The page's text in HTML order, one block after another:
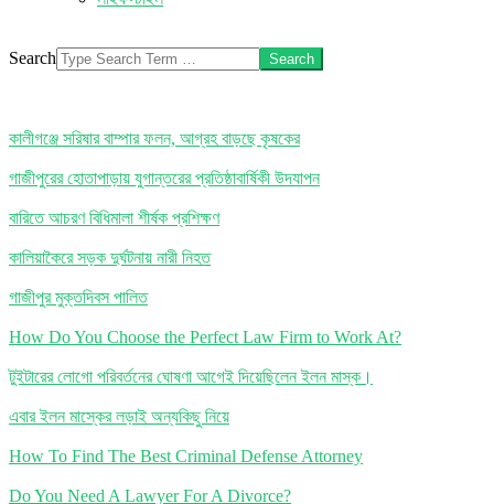
Search
কালীগঞ্জে সরিষার বাম্পার ফলন, আগ্রহ বাড়ছে কৃষকের
গাজীপুরের হোতাপাড়ায় যুগান্তরের প্রতিষ্ঠাবার্ষিকী উদযাপন
বারিতে আচরণ বিধিমালা শীর্ষক প্রশিক্ষণ
কালিয়াকৈরে সড়ক দুর্ঘটনায় নারী নিহত
গাজীপুর মুক্তদিবস পালিত
How Do You Choose the Perfect Law Firm to Work At?
টুইটারের লোগো পরিবর্তনের ঘোষণা আগেই দিয়েছিলেন ইলন মাস্ক।
এবার ইলন মাস্কের লড়াই অন্যকিছু নিয়ে
How To Find The Best Criminal Defense Attorney
Do You Need A Lawyer For A Divorce?